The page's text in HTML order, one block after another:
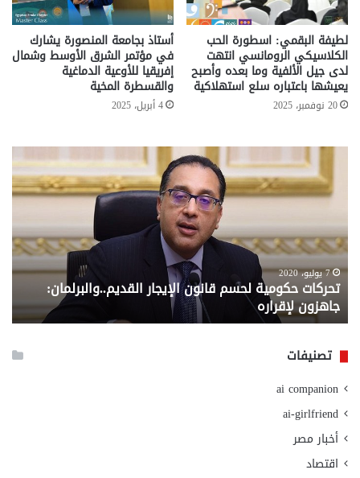
لطيفة البقمي: اسطورة الحب
الكلاسيكي الرومانسي انتهت
لدى جيل الألفية وما بعده وأصبح
يعيشها باعتباره سلع استهلاكية
20 نوفمبر، 2025
أستاذ بجامعة المنصورة يشارك
في مؤتمر الشرق الأوسط وشمال
إفريقيا للأوعية الدماغية
والقسطرة المخية
4 أبريل، 2025
تحركات
حكومية
لحسم
قانون
القديم..والبرلمان:
جاهزون
لإقراره
7 يوليو، 2020
تحركات حكومية لحسم قانون الإيجار القديم..والبرلمان:
جاهزون لإقراره
..
من
تصنيفات
ai companion
ai-girlfriend
أخبار مصر
اقتصاد